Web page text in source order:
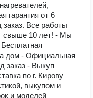
гарантия от 6
заказ. Все работы
свыше 10 лет! - Мы
дом - Официальная
заказ - Выкуп
по г. Кирову
выкупом и
и моделей